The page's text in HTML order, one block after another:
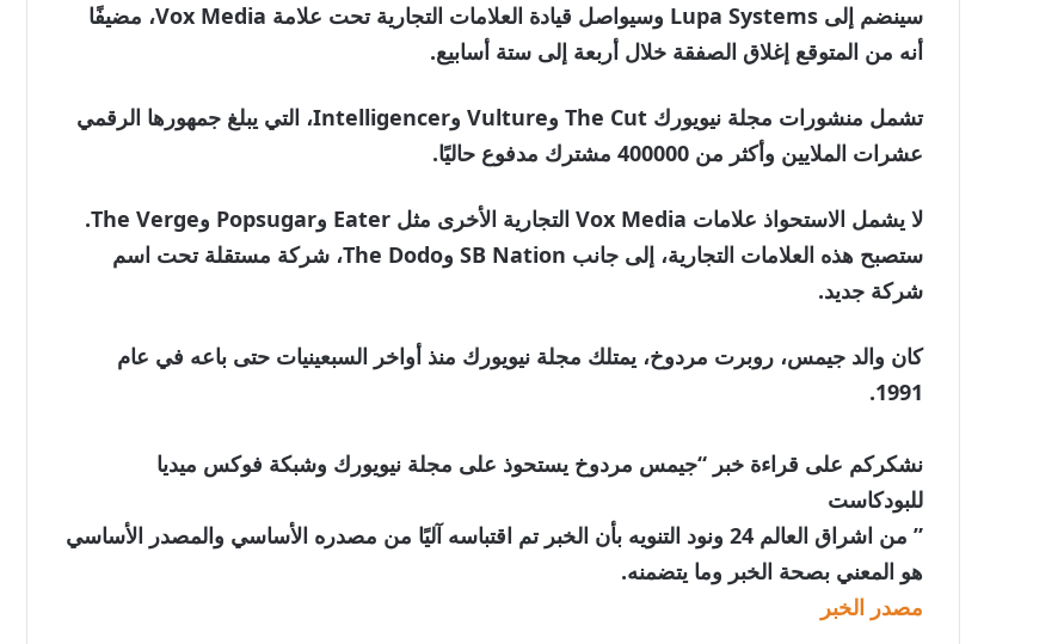
سينضم إلى Lupa Systems وسيواصل قيادة العلامات التجارية تحت علامة Vox Media، مضيفًا
أنه من المتوقع إغلاق الصفقة خلال أربعة إلى ستة أسابيع.
تشمل منشورات مجلة نيويورك The Cut وVulture وIntelligencer، التي يبلغ جمهورها الرقمي
عشرات الملايين وأكثر من 400000 مشترك مدفوع حاليًا.
لا يشمل الاستحواذ علامات Vox Media التجارية الأخرى مثل Eater وPopsugar وThe Verge.
ستصبح هذه العلامات التجارية، إلى جانب SB Nation وThe Dodo، شركة مستقلة تحت اسم
شركة جديد.
كان والد جيمس، روبرت مردوخ، يمتلك مجلة نيويورك منذ أواخر السبعينيات حتى باعه في عام
1991.
نشكركم على قراءة خبر “جيمس مردوخ يستحوذ على مجلة نيويورك وشبكة فوكس ميديا ​​
للبودكاست
” من اشراق العالم 24 ونود التنويه بأن الخبر تم اقتباسه آليًا من مصدره الأساسي والمصدر الأساسي
هو المعني بصحة الخبر وما يتضمنه.
مصدر الخبر